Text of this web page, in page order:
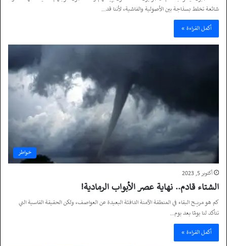
شائعة تخلط بسذاجة بين الأصولية والفاشية، لأننا قد…
أكمل القراءة »
خواطر
أكتوبر 5, 2023
الشتاء قادم.. نهاية عصر الأبواب الرمادية!
كم هو مريح البقاء في المنطقة الآمنة الدافئة البعيدة عن العواصف، ولكن الحقيقة القاسية التي
تتأكد لنا يومًا بعد يوم…
أكمل القراءة »